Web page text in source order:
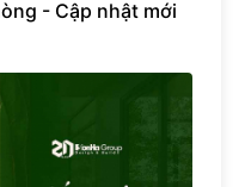
- Cập nhật mới